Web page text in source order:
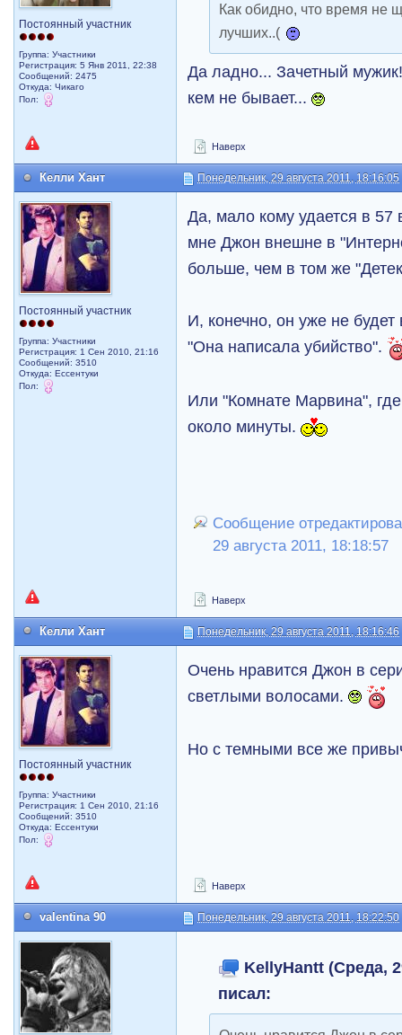
Постоянный участник
Группа: Участники
Регистрация: 5 Янв 2011, 22:38
Сообщений: 2475
Откуда: Чикаго
Пол:
Как обидно, что время не
лучших..(
Да ладно... Зачетный
кем не бывает...
Наверх
Келли Хант Понедельник, 29 августа 2011, 18:16:05
Постоянный участник
Группа: Участники
Регистрация: 1 Сен 2010, 21:16
Сообщений: 3510
Откуда: Ессентуки
Пол:
Да, мало кому удается в 57
мне Джон внешне в
больше, чем в том же
И, конечно, он уже не будет
"Она написала убийство".
Или "Комнате Марвина",
около минуты.
Сообщение
29 августа 2011, 18:18:57
Наверх
Келли Хант Понедельник, 29 августа 2011, 18:16:46
Постоянный участник
Группа: Участники
Регистрация: 1 Сен 2010, 21:16
Сообщений: 3510
Откуда: Ессентуки
Пол:
Очень нравится Джон в
светлыми волосами.
Но с темными все же
Наверх
valentina 90 Понедельник, 29 августа 2011, 18:22:50
KellyHantt (Среда,
писал: